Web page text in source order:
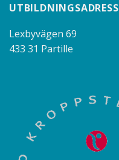
UTBILDNINGSADRESS
Lexbyvägen 69
433 31 Partille